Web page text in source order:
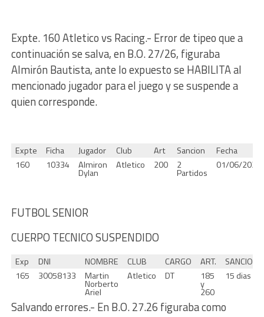
Expte. 160 Atletico vs Racing.- Error de tipeo que a
continuación se salva, en B.O. 27/26, figuraba
Almirón Bautista, ante lo expuesto se HABILITA al
mencionado jugador para el juego y se suspende a
quien corresponde.
Expte Ficha Jugador Club Art Sancion
Fecha
160
10334 Almiron
Dylan
Atletico 200 2
Partidos
01/06/2026
FUTBOL SENIOR
CUERPO TECNICO SUSPENDIDO
Exp DNI NOMBRE CLUB CARGO ART.
SANCION
165
30058133 Martin
Norberto
Ariel
Atletico DT 185
y
260
15 dias
Salvando errores.- En B.O. 27.26 figuraba como